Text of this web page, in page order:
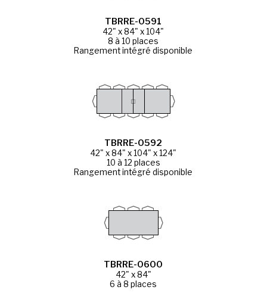
TBRRE-0591
42" x 84" x 104"
8 à 10 places
Rangement intégré disponible
TBRRE-0592
42" x 84" x 104" x 124"
10 à 12 places
Rangement intégré disponible
TBRRE-0600
42" x 84"
6 à 8 places